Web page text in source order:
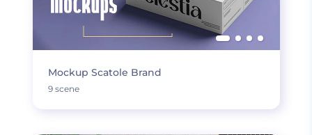
Mockup Scatole Brand
9 scene